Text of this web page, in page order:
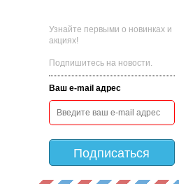
ПОКРЫВАЛА “ВЕНЕЦИЯ”
Узнайте первыми о новинках и
акциях!
Подпишитесь на новости.
Ваш e-mail адрес
Подписаться